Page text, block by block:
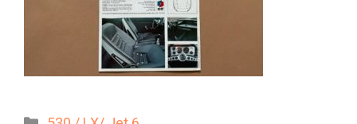
Kategorien